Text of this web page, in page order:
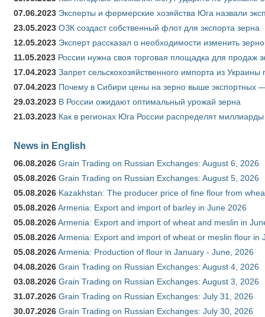
07.06.2023 Эксперты и фермерские хозяйства Юга назвали
23.05.2023 ОЗК создаст собственный флот для экспорта зерна
12.05.2023 Эксперт рассказал о необходимости изменить
11.05.2023 России нужна своя торговая площадка для продаж
17.04.2023 Запрет сельскохозяйственного импорта из
07.04.2023 Почему в Сибири цены на зерно выше экспортных
29.03.2023 В России ожидают оптимальный урожай зерна
21.03.2023 Как в регионах Юга России распределят
News in English
06.08.2026 Grain Trading on Russian Exchanges: August 6, 2026
05.08.2026 Grain Trading on Russian Exchanges: August 5, 2026
05.08.2026 Kazakhstan: The producer price of fine flour from
05.08.2026Armenia: Export and import of barley in June 2026
05.08.2026Armenia: Export and import of wheat and meslin in
05.08.2026Armenia: Export and import of wheat or meslin flour in
05.08.2026Armenia: Production of flour in January - June, 2026
04.08.2026 Grain Trading on Russian Exchanges: August 4, 2026
03.08.2026 Grain Trading on Russian Exchanges: August 3, 2026
31.07.2026 Grain Trading on Russian Exchanges: July 31, 2026
30.07.2026 Grain Trading on Russian Exchanges: July 30, 2026